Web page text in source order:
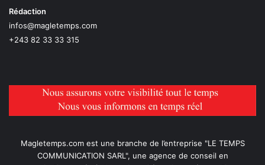
Rédaction
infos@magletemps.com
+243 82 33 33 315
Magletemps.com est une branche de l’entreprise "LE TEMPS
COMMUNICATION SARL", une agence de conseil en